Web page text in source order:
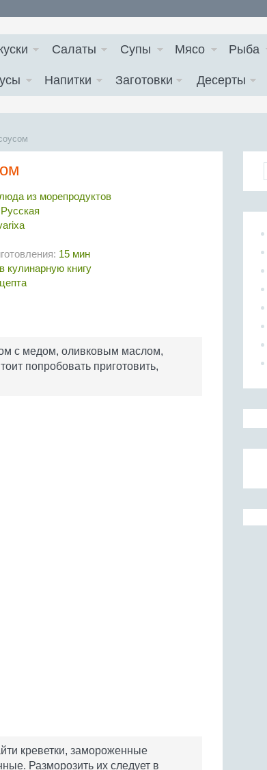
Салаты Супы Мясо Рыба
Напитки Заготовки Десерты
из морепродуктов
Русская
15 мин
кулинарную книгу
с медом, оливковым маслом,
попробовать приготовить,
креветки, замороженные
Разморозить их следует в